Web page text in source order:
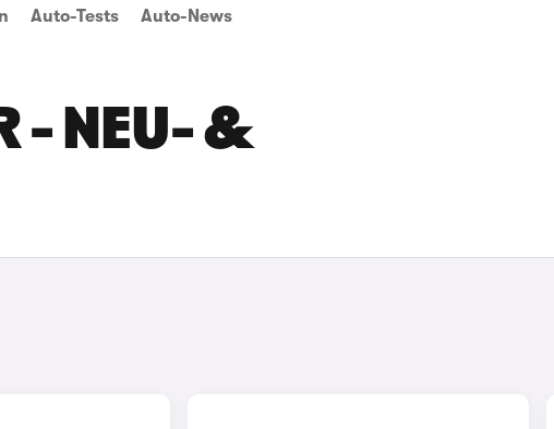
Auto-Tests Auto-News
- NEU- &